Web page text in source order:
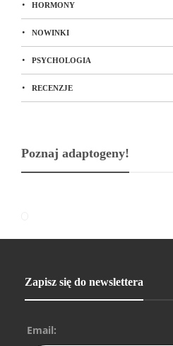
HORMONY
NOWINKI
PSYCHOLOGIA
RECENZJE
Poznaj adaptogeny!
Zapisz się do newslettera
Email: